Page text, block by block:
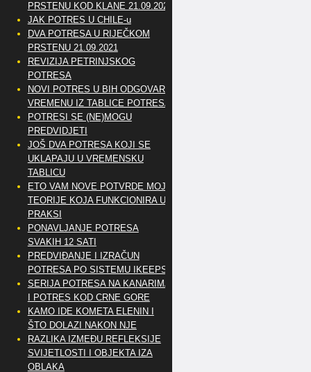
PRSTENU KOD KLANE 21.09.2021
JAK POTRES U CHILE-u
DVA POTRESA U RIJEČKOM
PRSTENU 21.09.2021
REVIZIJA PETRINJSKOG
POTRESA
NOVI POTRES U BIH ODGOVARA
VREMENU IZ TABLICE POTRESA
POTRESI SE (NE)MOGU
PREDVIDJETI
JOŠ DVA POTRESA KOJI SE
UKLAPAJU U VREMENSKU
TABLICU
ETO VAM NOVE POTVRDE MOJE
TEORIJE KOJA FUNKCIONIRA U
PRAKSI
PONAVLJANJE POTRESA
SVAKIH 12 SATI
PREDVIĐANJE I IZRAČUN
POTRESA PO SISTEMU IKEEPS
SERIJA POTRESA NA KANARIMA
I POTRES KOD CRNE GORE
KAMO IDE KOMETA ELENIN I
ŠTO DOLAZI NAKON NJE
RAZLIKA IZMEĐU REFLEKSIJE
SVIJETLOSTI I OBJEKTA IZA
OBLAKA